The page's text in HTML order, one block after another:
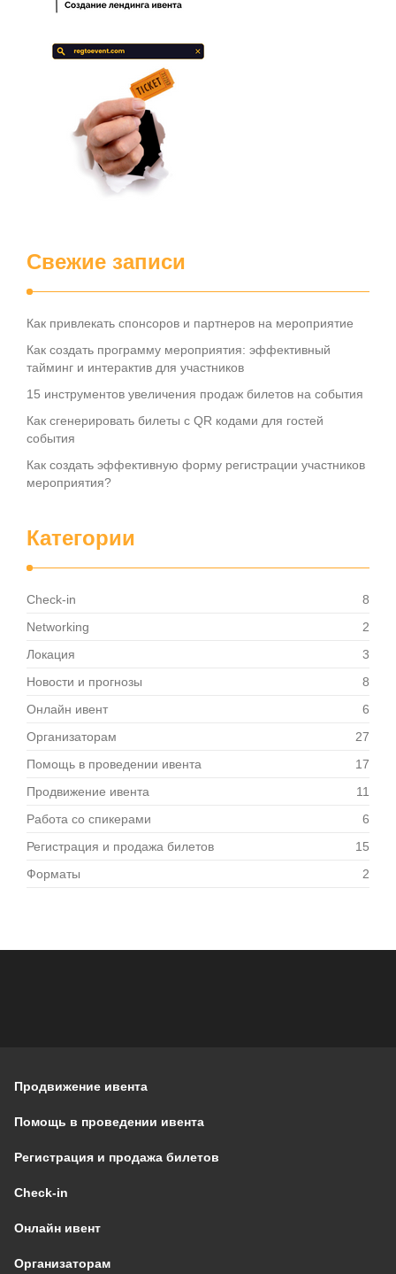
Свежие записи
Как привлекать спонсоров и партнеров на мероприятие
Как создать программу мероприятия: эффективный
тайминг и интерактив для участников
15 инструментов увеличения продаж билетов на события
Как сгенерировать билеты с QR кодами для гостей
события
Как создать эффективную форму регистрации участников
мероприятия?
Категории
Check-in
8
Networking
2
Локация
3
Новости и прогнозы
8
Онлайн ивент
6
Организаторам
27
Помощь в проведении ивента
17
Продвижение ивента
11
Работа со спикерами
6
Регистрация и продажа билетов
15
Форматы
2
Продвижение ивента
Помощь в проведении ивента
Регистрация и продажа билетов
Check-in
Онлайн ивент
Организаторам